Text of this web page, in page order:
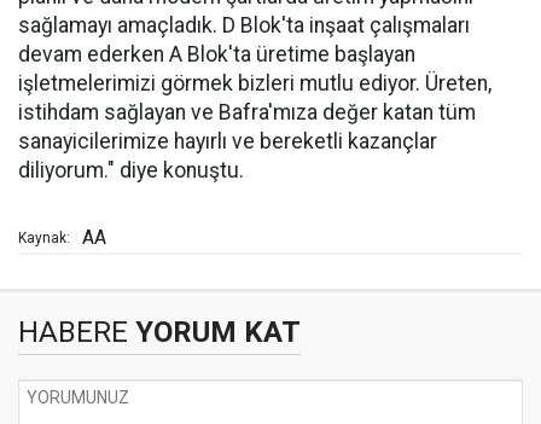
sağlamayı amaçladık. D Blok'ta inşaat çalışmaları
devam ederken A Blok'ta üretime başlayan
işletmelerimizi görmek bizleri mutlu ediyor. Üreten,
istihdam sağlayan ve Bafra'mıza değer katan tüm
sanayicilerimize hayırlı ve bereketli kazançlar
diliyorum." diye konuştu.
Kaynak: AA
HABERE YORUM KAT